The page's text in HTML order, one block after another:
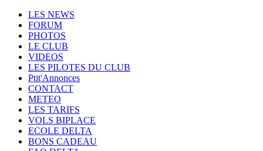
LES NEWS
FORUM
PHOTOS
LE CLUB
VIDEOS
LES PILOTES DU CLUB
Ptit'Annonces
CONTACT
METEO
LES TARIFS
VOLS BIPLACE
ECOLE DELTA
BONS CADEAU